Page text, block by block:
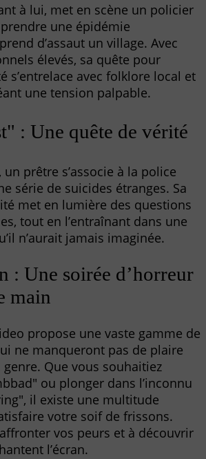
à lui, met en scène un policier
une épidémie
d’assaut un village. Avec
élevés, sa quête pour
s’entrelace avec folklore local et
une tension palpable.
: Une quête de vérité
, un prêtre s’associe à la police
série de suicides étranges. Sa
met en lumière des questions
tout en l’entraînant dans une
n’aurait jamais imaginée.
: Une soirée d’horreur
main
propose une vaste gamme de
ne manqueront pas de plaire
Que vous souhaitiez
ou plonger dans l’inconnu
il existe une multitude
votre soif de frissons.
vos peurs et à découvrir
l’écran.